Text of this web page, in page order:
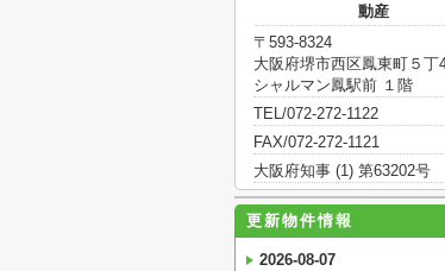
動産
〒593-8324
大阪府堺市西区鳳東町５丁
シャルマン鳳駅前 １階
TEL/072-272-1122
FAX/072-272-1121
大阪府知事 (1) 第63202号
更新物件情報
2026-08-07